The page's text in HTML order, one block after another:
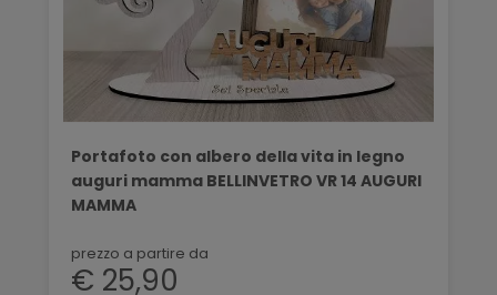
Portafoto con albero della vita in legno
auguri mamma BELLINVETRO VR 14 AUGURI
MAMMA
prezzo a partire da
€ 25,90